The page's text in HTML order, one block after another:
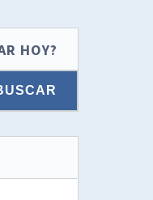
HOY?